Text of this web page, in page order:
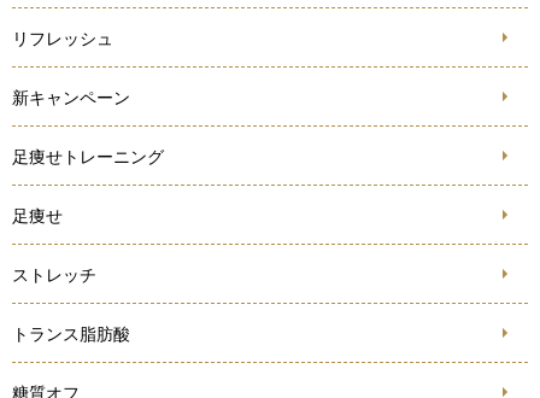
リフレッシュ
新キャンペーン
足痩せトレーニング
足痩せ
ストレッチ
トランス脂肪酸
糖質オフ